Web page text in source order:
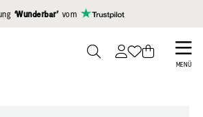
Erklärung zur Barrierefreiheit
‘Wunderbar’ vom
MENÜ